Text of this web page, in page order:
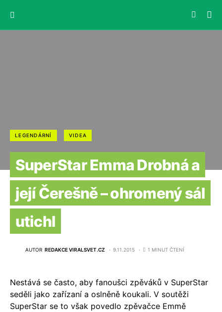
LEGENDÁRNÍ VIDEA
SuperStar Emma Drobná a
její Čerešně – ohromený sál
utichl
AUTOR REDAKCE VIRALSVET.CZ 9.11.2015 1 MINUT ČTENÍ
Nestává se často, aby fanoušci zpěváků v SuperStar
seděli jako zařízaní a oslněně koukali. V soutěži
SuperStar se to však povedlo zpěvačce Emmě